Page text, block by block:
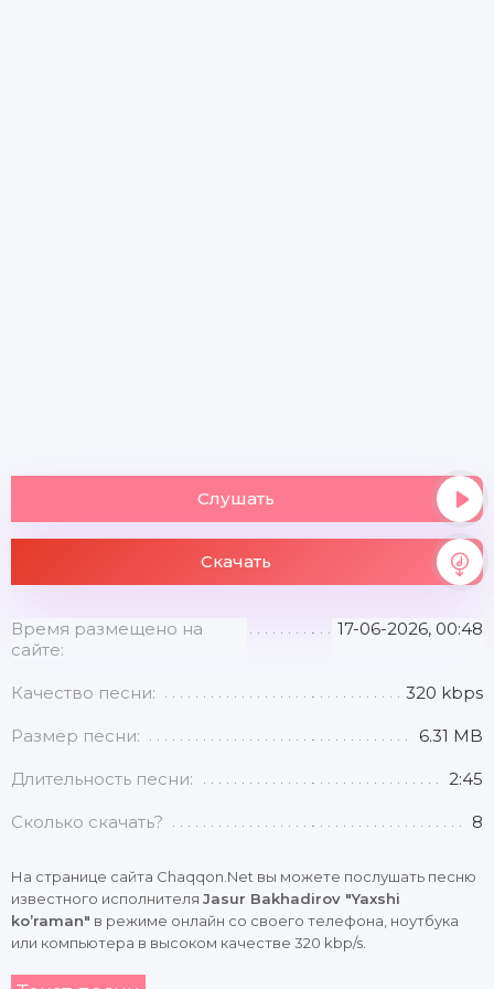
Слушать
Скачать
Время размещено на
сайте:
17-06-2026, 00:48
Качество песни: 320 kbps
Размер песни: 6.31 MB
Длительность песни: 2:45
Сколько скачать? 8
На странице сайта Chaqqon.Net вы можете послушать песню
известного исполнителя Jasur Bakhadirov "Yaxshi
ko’raman" в режиме онлайн со своего телефона, ноутбука
или компьютера в высоком качестве 320 kbp/s.